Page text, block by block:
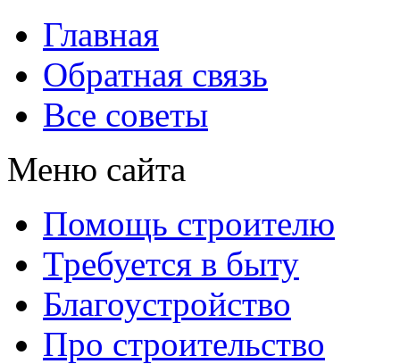
Главная
Обратная связь
Все советы
Меню сайта
Помощь строителю
Требуется в быту
Благоустройство
Про строительство